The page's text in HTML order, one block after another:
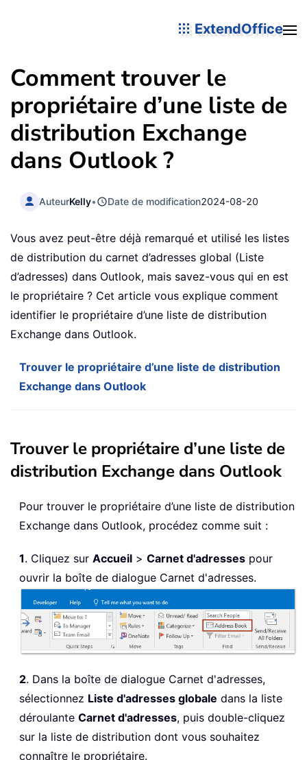
ExtendOffice
Comment trouver le
propriétaire d’une liste de
distribution Exchange
dans Outlook ?
AuteurKelly• Date de modification2024-08-20
Vous avez peut-être déjà remarqué et utilisé les listes
de distribution du carnet d’adresses global (Liste
d’adresses) dans Outlook, mais savez-vous qui en est
le propriétaire ? Cet article vous explique comment
identifier le propriétaire d’une liste de distribution
Exchange dans Outlook.
Trouver le propriétaire d’une liste de distribution
Exchange dans Outlook
Trouver le propriétaire d’une liste de
distribution Exchange dans Outlook
Pour trouver le propriétaire d’une liste de distribution
Exchange dans Outlook, procédez comme suit :
1. Cliquez sur Accueil > Carnet d'adresses pour
ouvrir la boîte de dialogue Carnet d'adresses.
2. Dans la boîte de dialogue Carnet d'adresses,
sélectionnez Liste d'adresses globale dans la liste
déroulante Carnet d'adresses, puis double-cliquez
sur la liste de distribution dont vous souhaitez
connaître le propriétaire.